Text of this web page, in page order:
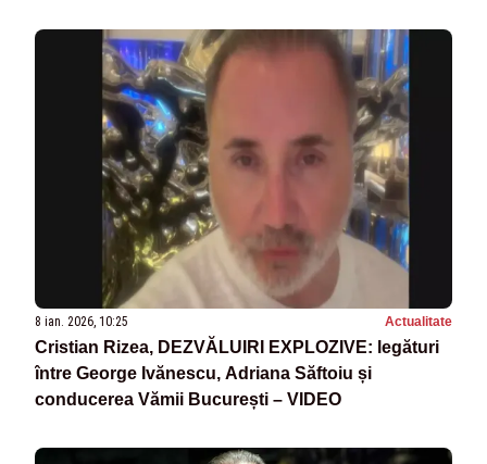
8 ian. 2026, 10:25 Actualitate
Cristian Rizea, DEZVĂLUIRI EXPLOZIVE: legături
între George Ivănescu, Adriana Săftoiu și
conducerea Vămii București – VIDEO